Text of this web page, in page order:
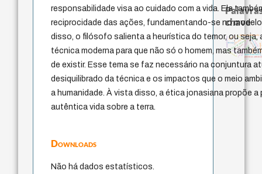
responsabilidade visa ao cuidado com a vida. Ela
reciprocidade das ações, fundamentando-se no
disso, o filósofo salienta a heurística do temor, ou seja,
técnica moderna para que não só o homem, mas
de existir. Esse tema se faz necessário na conjuntura
desiquilibrado da técnica e os impactos que o meio
a humanidade. À vista disso, a ética jonasiana propõe a
autêntica vida sobre a terra.
Downloads
Não há dados estatísticos.
chave
fundamentalismo
jacobi
protágoras
experiência temporal
metafísica do tempo
género idade
intolerânciahistory of philosophy
identidade nacional
homem-medida
j.c.m. neto palavra
perdón
leyes
violencia
guayaquil
logos
lei
desejo
papel da lei bataille
mind
therapy
prácticas artísticas